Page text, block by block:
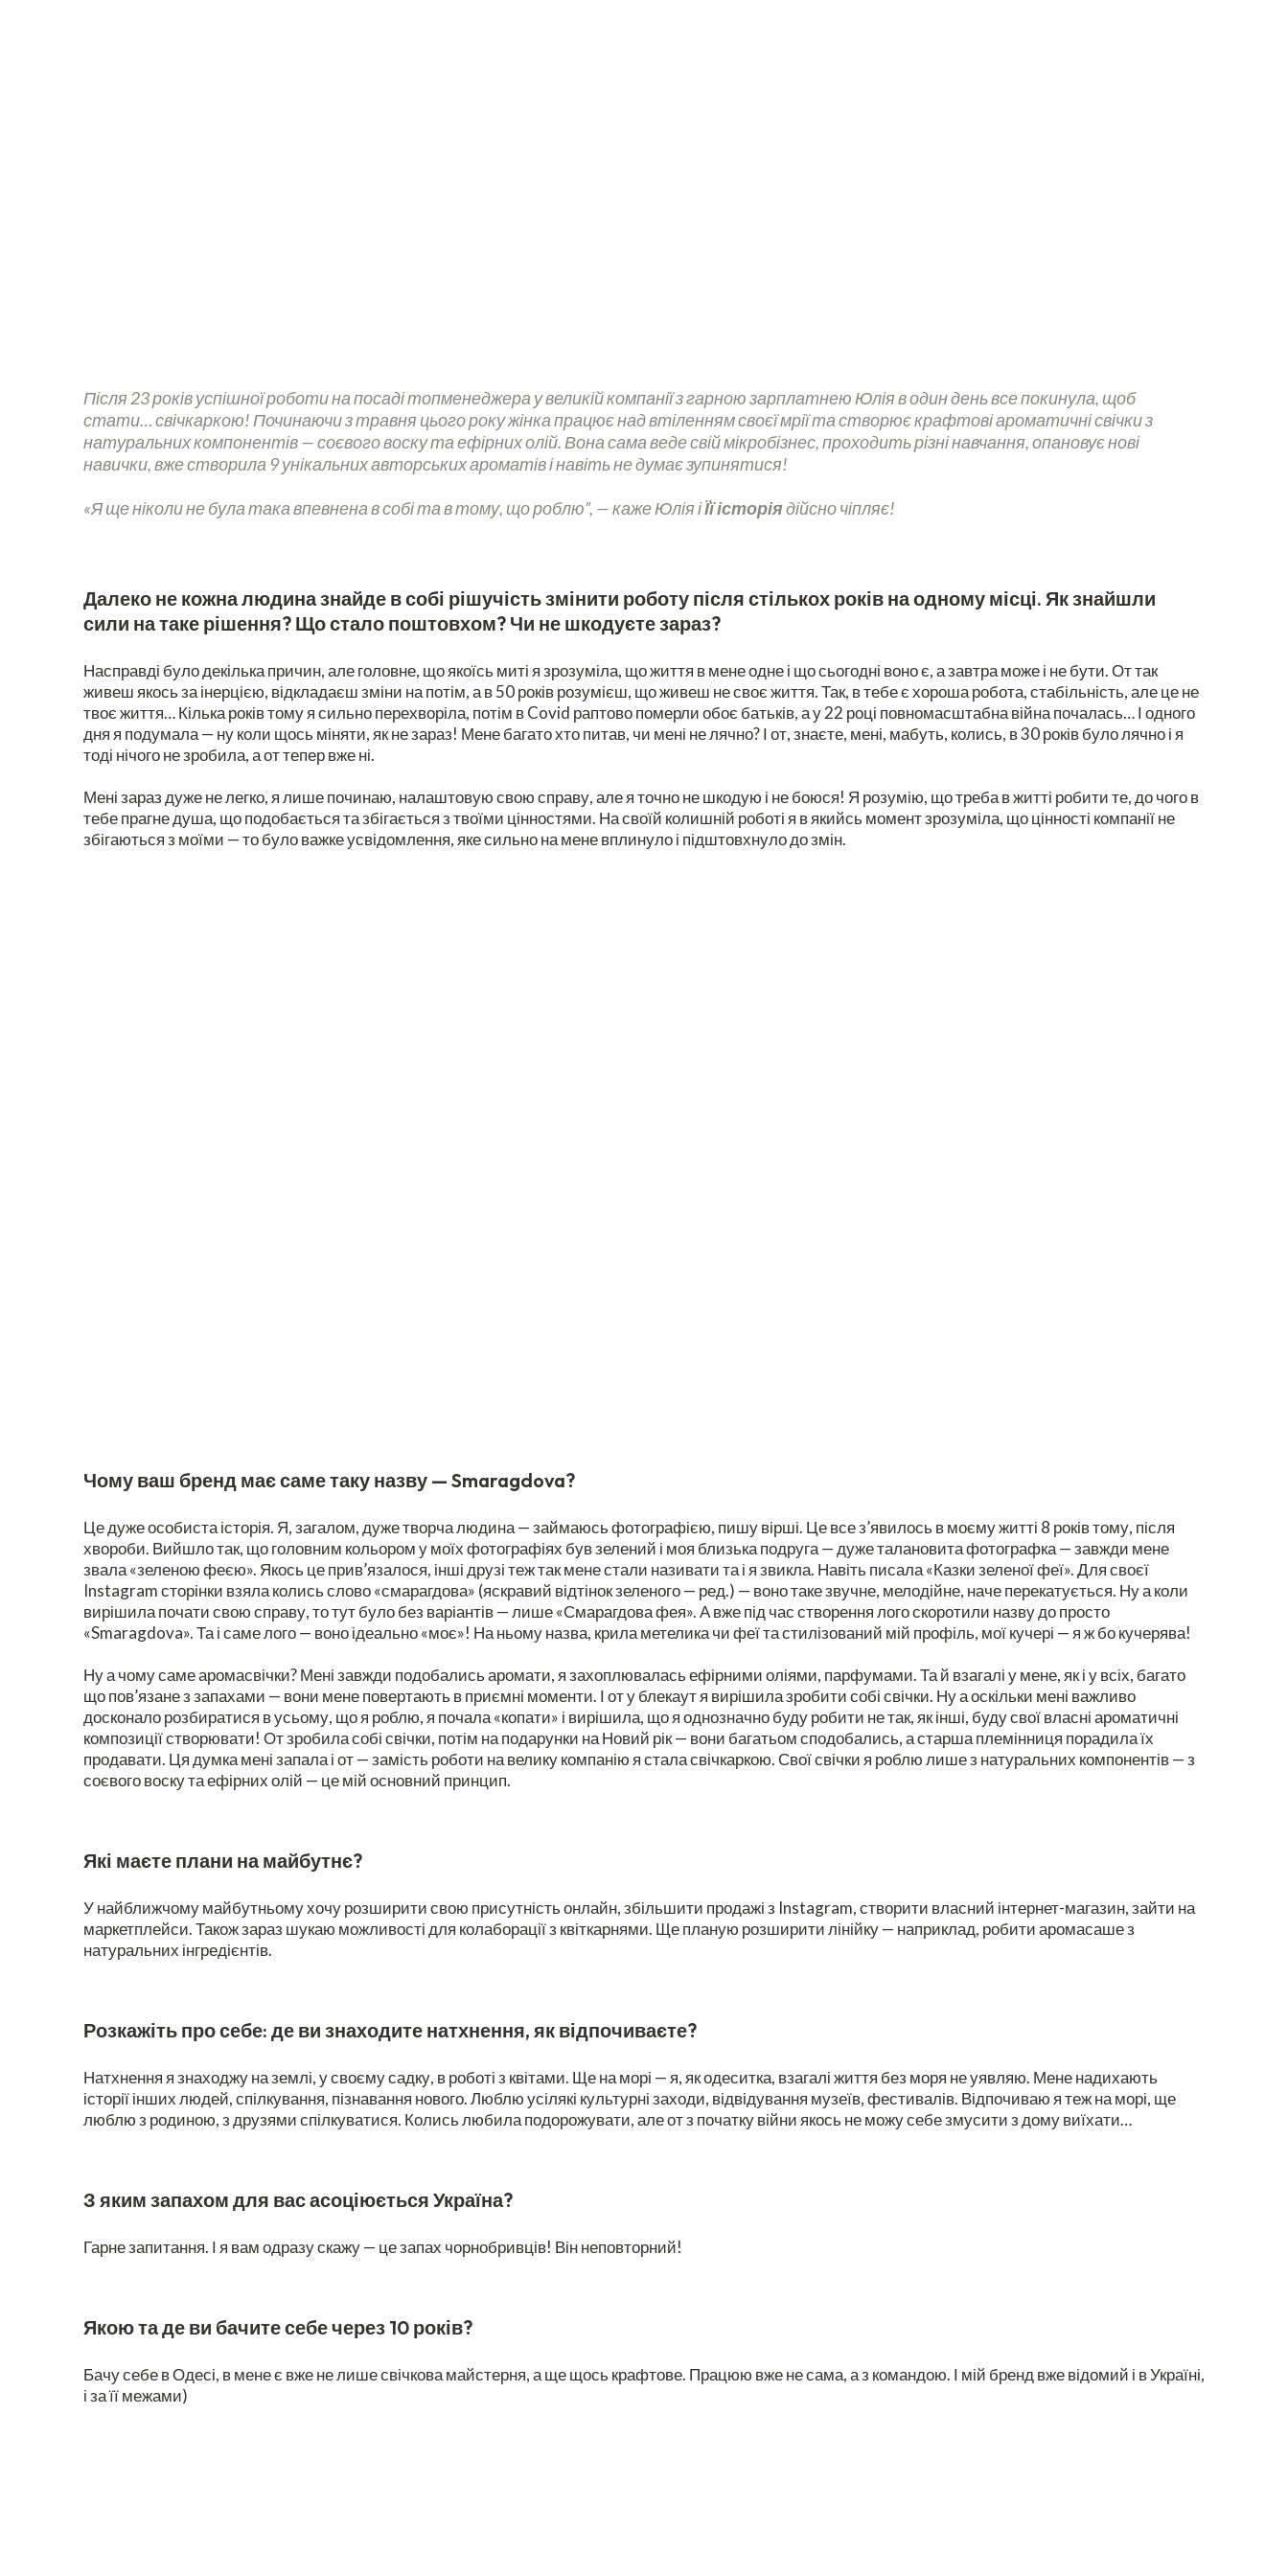
Після 23 років успішної роботи на посаді топменеджера у великій компанії з гарною зарплатнею Юлія в один день все покинула, щоб
стати… свічкаркою! Починаючи з травня цього року жінка працює над втіленням своєї мрії та створює крафтові ароматичні свічки з
натуральних компонентів — соєвого воску та ефірних олій. Вона сама веде свій мікробізнес, проходить різні навчання, опановує нові
навички, вже створила 9 унікальних авторських ароматів і навіть не думає зупинятися!
«Я ще ніколи не була така впевнена в собі та в тому, що роблю”, — каже Юлія іЇї історіядійсно чіпляє!
Далеко не кожна людина знайде в собі рішучість змінити роботу після стількох років на одному місці. Як знайшли
сили на таке рішення? Що стало поштовхом? Чи не шкодуєте зараз?
Насправді було декілька причин, але головне, що якоїсь миті я зрозуміла, що життя в мене одне і що сьогодні воно є, а завтра може і не бути. От так
живеш якось за інерцією, відкладаєш зміни на потім, а в 50 років розумієш, що живеш не своє життя. Так, в тебе є хороша робота, стабільність, але це не
твоє життя… Кілька років тому я сильно перехворіла, потім в Covid раптово померли обоє батьків, а у 22 році повномасштабна війна почалась… І одного
дня я подумала — ну коли щось міняти, як не зараз! Мене багато хто питав, чи мені не лячно? І от, знаєте, мені, мабуть, колись, в 30 років було лячно і я
тоді нічого не зробила, а от тепер вже ні.
Мені зараз дуже не легко, я лише починаю, налаштовую свою справу, але я точно не шкодую і не боюся! Я розумію, що треба в житті робити те, до чого в
тебе прагне душа, що подобається та збігається з твоїми цінностями. На своїй колишній роботі я в якийсь момент зрозуміла, що цінності компанії не
збігаються з моїми — то було важке усвідомлення, яке сильно на мене вплинуло і підштовхнуло до змін.
Чому ваш бренд має саме таку назву — Smaragdova?
Це дуже особиста історія. Я, загалом, дуже творча людина — займаюсь фотографією, пишу вірші. Це все з’явилось в моєму житті 8 років тому, після
хвороби. Вийшло так, що головним кольором у моїх фотографіях був зелений і моя близька подруга — дуже талановита фотографка — завжди мене
звала «зеленою феєю». Якось це прив’язалося, інші друзі теж так мене стали називати та і я звикла. Навіть писала «Казки зеленої феї». Для своєї
Instagram сторінки взяла колись слово «смарагдова» (яскравий відтінок зеленого — ред.) — воно таке звучне, мелодійне, наче перекатується. Ну а коли
вирішила почати свою справу, то тут було без варіантів — лише «Смарагдова фея». А вже під час створення лого скоротили назву до просто
«Smaragdova». Та і саме лого — воно ідеально «моє»! На ньому назва, крила метелика чи феї та стилізований мій профіль, мої кучері — я ж бо кучерява!
Ну а чому саме аромасвічки? Мені завжди подобались аромати, я захоплювалась ефірними оліями, парфумами. Та й взагалі у мене, як і у всіх, багато
що пов’язане з запахами — вони мене повертають в приємні моменти. І от у блекаут я вирішила зробити собі свічки. Ну а оскільки мені важливо
досконало розбиратися в усьому, що я роблю, я почала «копати» і вирішила, що я однозначно буду робити не так, як інші, буду свої власні ароматичні
композиції створювати! От зробила собі свічки, потім на подарунки на Новий рік — вони багатьом сподобались, а старша племінниця порадила їх
продавати. Ця думка мені запала і от — замість роботи на велику компанію я стала свічкаркою. Свої свічки я роблю лише з натуральних компонентів — з
соєвого воску та ефірних олій — це мій основний принцип.
Які маєте плани на майбутнє?
У найближчому майбутньому хочу розширити свою присутність онлайн, збільшити продажі з Instagram, створити власний інтернет-магазин, зайти на
маркетплейси. Також зараз шукаю можливості для колаборації з квіткарнями. Ще планую розширити лінійку — наприклад, робити аромасаше з
натуральних інгредієнтів.
Розкажіть про себе: де ви знаходите натхнення, як відпочиваєте?
Натхнення я знаходжу на землі, у своєму садку, в роботі з квітами. Ще на морі — я, як одеситка, взагалі життя без моря не уявляю. Мене надихають
історії інших людей, спілкування, пізнавання нового. Люблю усілякі культурні заходи, відвідування музеїв, фестивалів. Відпочиваю я теж на морі, ще
люблю з родиною, з друзями спілкуватися. Колись любила подорожувати, але от з початку війни якось не можу себе змусити з дому виїхати…
З яким запахом для вас асоціюється Україна?
Гарне запитання. І я вам одразу скажу — це запах чорнобривців! Він неповторний!
Якою та де ви бачите себе через 10 років?
Бачу себе в Одесі, в мене є вже не лише свічкова майстерня, а ще щось крафтове. Працюю вже не сама, а з командою. І мій бренд вже відомий і в Україні,
і за її межами)